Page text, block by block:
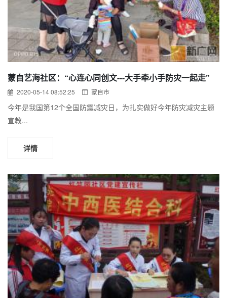
蒙自艺海社区：“心连心同创文---大手牵小手防灾一起走”
2020-05-14 08:52:25 蒙自市
今年是我国第12个全国防震减灾日，为扎实做好今年防灾减灾主题
宣教...
详情